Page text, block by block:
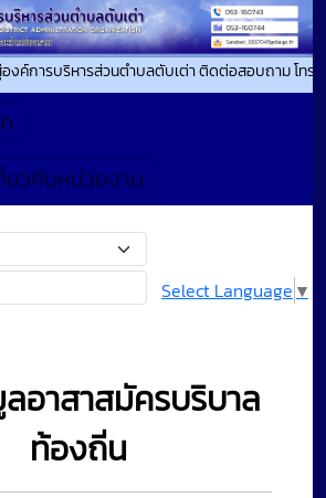
งค์การบริหารส่วนตำบลตับเต่า ติดต่อสอบถาม โทรศั
ยวกับหน่วยงาน
Select Language ▼
อาสาสมัครบริบาล
ท้องถิ่น